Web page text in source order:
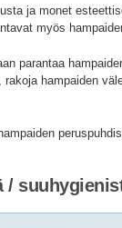
ja monet
myös
parantaa
hampaiden
/